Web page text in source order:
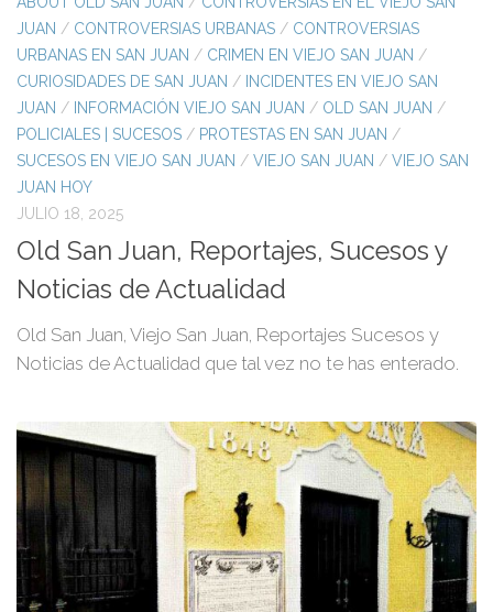
JUAN / CONTROVERSIAS URBANAS / CONTROVERSIAS
URBANAS EN SAN JUAN / CRIMEN EN VIEJO SAN JUAN /
CURIOSIDADES DE SAN JUAN / INCIDENTES EN VIEJO SAN
JUAN / INFORMACIÓN VIEJO SAN JUAN / OLD SAN JUAN /
POLICIALES | SUCESOS / PROTESTAS EN SAN JUAN /
SUCESOS EN VIEJO SAN JUAN / VIEJO SAN JUAN / VIEJO SAN
JUAN HOY
JULIO 18, 2025
Old San Juan, Reportajes, Sucesos y
Noticias de Actualidad
​Old San Juan, Viejo San Juan, Reportajes Sucesos y
Noticias de Actualidad que tal vez no te has enterado.